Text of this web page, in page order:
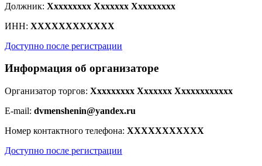
Должник: Xxxxxxxxx Xxxxxxx Xxxxxxxxx
ИНН: XXXXXXXXXXXX
Доступно после регистрации
Информация об организаторе
Организатор торгов: Xxxxxxxxx Xxxxxxx Xxxxxxxxxxxx
E-mail: dvmenshenin@yandex.ru
Номер контактного телефона: XXXXXXXXXXX
Доступно после регистрации